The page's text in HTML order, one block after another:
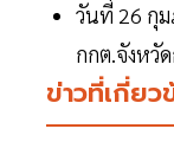
วันที่ 26 กุ
กกต.จังหวั
ข่าวที่เกี่ย